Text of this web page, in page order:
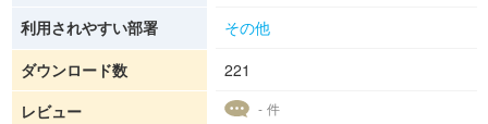
利用されやすい部署
その他
ダウンロード数
221
レビュー
- 件